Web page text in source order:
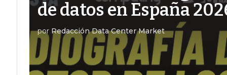
de datos en España
por Redacción Data Center Market